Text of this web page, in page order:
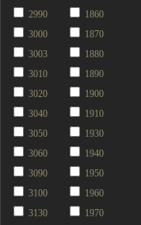
2990
3000
3003
3010
3020
3040
3050
3060
3090
3100
3130
1860
1870
1880
1890
1900
1910
1930
1940
1950
1960
1970